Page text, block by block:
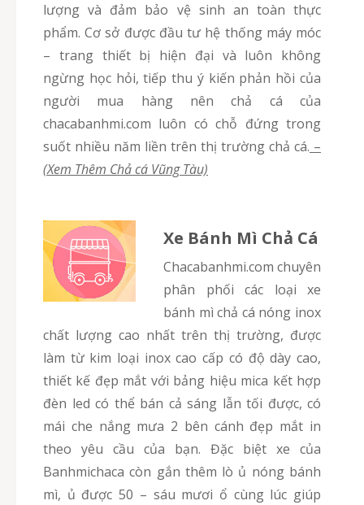
lượng và đảm bảo vệ sinh an toàn thực
phẩm. Cơ sở được đầu tư hệ thống máy móc
– trang thiết bị hiện đại và luôn không
ngừng học hỏi, tiếp thu ý kiến phản hồi của
người mua hàng nên chả cá của
chacabanhmi.com luôn có chỗ đứng trong
suốt nhiều năm liền trên thị trường chả cá. –
(Xem Thêm Chả cá Vũng Tàu)
Xe Bánh Mì Chả Cá
chacabanhmi.com chuyên
phân phối các loại xe
bánh mì chả cá nóng inox
chất lượng cao nhất trên thị trường, được
làm từ kim loại inox cao cấp có độ dày cao,
thiết kế đẹp mắt với bảng hiệu mica kết hợp
đèn led có thể bán cả sáng lẫn tối được, có
mái che nắng mưa 2 bên cánh đẹp mắt in
theo yêu cầu của bạn. Đặc biệt xe của
Banhmichaca còn gắn thêm lò ủ nóng bánh
mì, ủ được 50 – sáu mươi ổ cùng lúc giúp